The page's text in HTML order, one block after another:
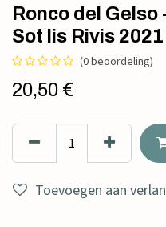
Ronco del Gelso
Sot lis Rivis 2021
(0 beoordeling)
20,50 €
Toevoegen aan